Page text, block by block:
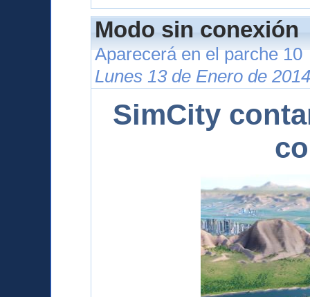
Modo sin conexión
Aparecerá en el parche 10
Lunes 13 de Enero de
SimCity